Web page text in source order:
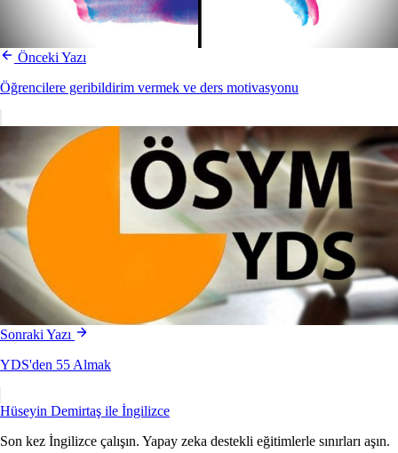
Önceki Yazı
Öğrencilere geribildirim vermek ve ders motivasyonu
Sonraki Yazı
YDS'den 55 Almak
Hüseyin Demirtaş ile İngilizce
Son kez İngilizce çalışın. Yapay zeka destekli eğitimlerle sınırları aşın.